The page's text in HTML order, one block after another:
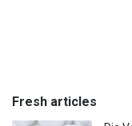
Fresh articles